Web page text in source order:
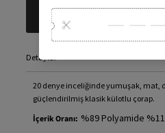
Detaylar
20 denye inceliğinde yumuşak, mat,
güçlendirilmiş klasik külotlu çorap.
İçerik Oranı: %89 Polyamide